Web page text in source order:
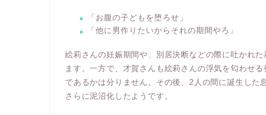
「お腹の子どもを堕ろせ」
「他に男作りたいからそれの期間やろ」
絵莉さんの妊娠期間や、別居決断などの際に吐かれ
ます。一方で、才賀さんも絵莉さんの浮気を匂わせ
であるかは分りません。その後、2人の間に誕生した
さらに泥沼化したようです。